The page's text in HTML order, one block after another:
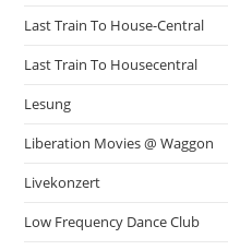
Last Train To House-Central
Last Train To Housecentral
Lesung
Liberation Movies @ Waggon
Livekonzert
Low Frequency Dance Club